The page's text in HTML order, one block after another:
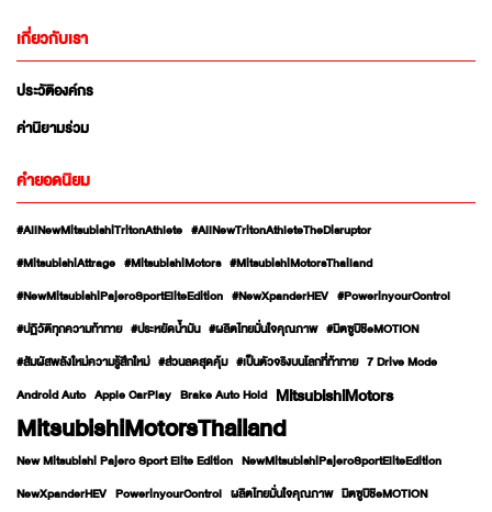
เกี่ยวกับเรา
ประวัติองค์กร
ค่านิยามร่วม
คำยอดนิยม
#AllNewMitsubishiTritonAthlete #AllNewTritonAthleteTheDisruptor
#MitsubishiAttrage #MitsubishiMotors #MitsubishiMotorsThailand
#NewMitsubishiPajeroSportEliteEdition #NewXpanderHEV #PowerinyourControl
#ปฏิวัติทุกความท้าทาย #ประหยัดน้ำมัน #ผลิตไทยมั่นใจคุณภาพ #มิตซูบิชิeMOTION
#สัมผัสพลังใหม่ความรู้สึกใหม่ #ส่วนลดสุดคุ้ม #เป็นตัวจริงบนโลกที่ท้าทาย 7 Drive Mode
Android Auto Apple CarPlay Brake Auto Hold MitsubishiMotors
MitsubishiMotorsThailand
New Mitsubishi Pajero Sport Elite Edition NewMitsubishiPajeroSportEliteEdition
NewXpanderHEV PowerinyourControl ผลิตไทยมั่นใจคุณภาพ มิตซูบิชิeMOTION